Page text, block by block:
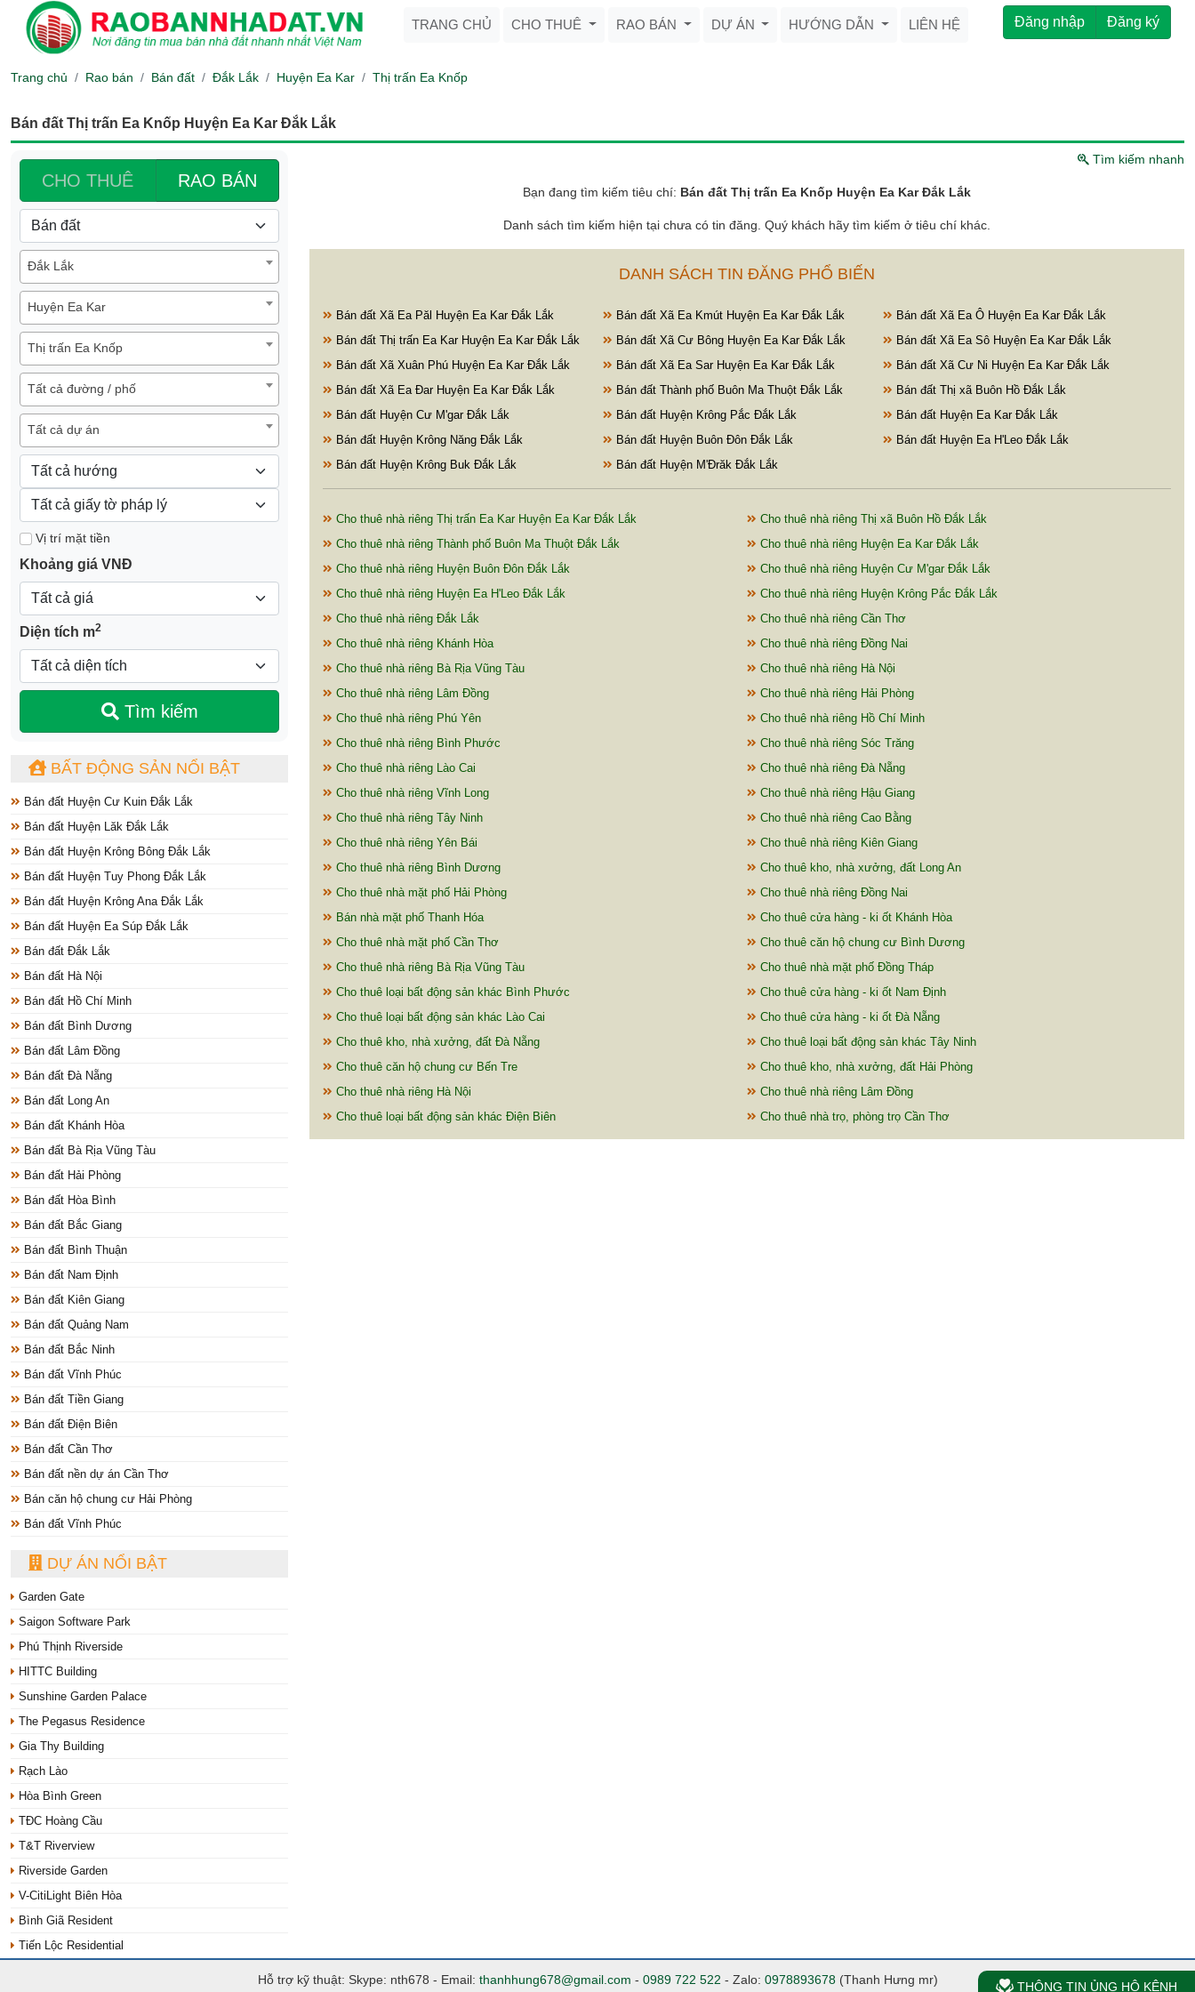
TRANG CHỦ CHO THUÊ RAO BÁN DỰ ÁN HƯỚNG DẪN LIÊN HỆ Đăng nhập Đăng ký
Trang chủ Rao bán Bán đất Đắk Lắk Huyện Ea Kar Thị trấn Ea Knốp
Bán đất Thị trấn Ea Knốp Huyện Ea Kar Đắk Lắk
CHO THUÊ RAO BÁN
Đắk Lắk
Huyện Ea Kar
Thị trấn Ea Knốp
Tất cả đường / phố
Tất cả dự án
Vị trí mặt tiền
Khoảng giá VNĐ
Diện tích m2
Tìm kiếm
BẤT ĐỘNG SẢN NỔI BẬT
Bán đất Huyện Cư Kuin Đắk Lắk
Bán đất Huyện Lăk Đắk Lắk
Bán đất Huyện Krông Bông Đắk Lắk
Bán đất Huyện Tuy Phong Đắk Lắk
Bán đất Huyện Krông Ana Đắk Lắk
Bán đất Huyện Ea Súp Đắk Lắk
Bán đất Đắk Lắk
Bán đất Hà Nội
Bán đất Hồ Chí Minh
Bán đất Bình Dương
Bán đất Lâm Đồng
Bán đất Đà Nẵng
Bán đất Long An
Bán đất Khánh Hòa
Bán đất Bà Rịa Vũng Tàu
Bán đất Hải Phòng
Bán đất Hòa Bình
Bán đất Bắc Giang
Bán đất Bình Thuận
Bán đất Nam Định
Bán đất Kiên Giang
Bán đất Quảng Nam
Bán đất Bắc Ninh
Bán đất Vĩnh Phúc
Bán đất Tiền Giang
Bán đất Điện Biên
Bán đất Cần Thơ
Bán đất nền dự án Cần Thơ
Bán căn hộ chung cư Hải Phòng
Bán đất Vĩnh Phúc
DỰ ÁN NỔI BẬT
Garden Gate
Saigon Software Park
Phú Thịnh Riverside
HITTC Building
Sunshine Garden Palace
The Pegasus Residence
Gia Thy Building
Rạch Lào
Hòa Bình Green
TĐC Hoàng Cầu
T&T Riverview
Riverside Garden
V-CitiLight Biên Hòa
Bình Giã Resident
Tiến Lộc Residential
Tìm kiếm nhanh
Bạn đang tìm kiếm tiêu chí: Bán đất Thị trấn Ea Knốp Huyện Ea Kar Đắk Lắk
Danh sách tìm kiếm hiện tại chưa có tin đăng. Quý khách hãy tìm kiếm ở tiêu chí khác.
DANH SÁCH TIN ĐĂNG PHỔ BIẾN
Bán đất Xã Ea Păl Huyện Ea Kar Đắk Lắk Bán đất Xã Ea Kmút Huyện Ea Kar Đắk Lắk
Bán đất Xã Ea Ô Huyện Ea Kar Đắk Lắk
Bán đất Thị trấn Ea Kar Huyện Ea Kar Đắk Lắk
Bán đất Xã Cư Bông Huyện Ea Kar Đắk Lắk
Bán đất Xã Ea Sô Huyện Ea Kar Đắk Lắk
Bán đất Xã Xuân Phú Huyện Ea Kar Đắk Lắk
Bán đất Xã Ea Sar Huyện Ea Kar Đắk Lắk
Bán đất Xã Cư Ni Huyện Ea Kar Đắk Lắk
Bán đất Xã Ea Đar Huyện Ea Kar Đắk Lắk
Bán đất Thành phố Buôn Ma Thuột Đắk Lắk
Bán đất Thị xã Buôn Hồ Đắk Lắk
Bán đất Huyện Cư M'gar Đắk Lắk
Bán đất Huyện Krông Pắc Đắk Lắk
Bán đất Huyện Ea Kar Đắk Lắk
Bán đất Huyện Krông Năng Đắk Lắk
Bán đất Huyện Buôn Đôn Đắk Lắk
Bán đất Huyện Ea H'Leo Đắk Lắk
Bán đất Huyện Krông Buk Đắk Lắk
Bán đất Huyện M'Đrăk Đắk Lắk
Cho thuê nhà riêng Thị trấn Ea Kar Huyện Ea Kar Đắk Lắk
Cho thuê nhà riêng Thị xã Buôn Hồ Đắk Lắk
Cho thuê nhà riêng Thành phố Buôn Ma Thuột Đắk Lắk
Cho thuê nhà riêng Huyện Ea Kar Đắk Lắk
Cho thuê nhà riêng Huyện Buôn Đôn Đắk Lắk
Cho thuê nhà riêng Huyện Cư M'gar Đắk Lắk
Cho thuê nhà riêng Huyện Ea H'Leo Đắk Lắk
Cho thuê nhà riêng Huyện Krông Pắc Đắk Lắk
Cho thuê nhà riêng Đắk Lắk
Cho thuê nhà riêng Cần Thơ
Cho thuê nhà riêng Khánh Hòa
Cho thuê nhà riêng Đồng Nai
Cho thuê nhà riêng Bà Rịa Vũng Tàu
Cho thuê nhà riêng Hà Nội
Cho thuê nhà riêng Lâm Đồng
Cho thuê nhà riêng Hải Phòng
Cho thuê nhà riêng Phú Yên
Cho thuê nhà riêng Hồ Chí Minh
Cho thuê nhà riêng Bình Phước
Cho thuê nhà riêng Sóc Trăng
Cho thuê nhà riêng Lào Cai
Cho thuê nhà riêng Đà Nẵng
Cho thuê nhà riêng Vĩnh Long
Cho thuê nhà riêng Hậu Giang
Cho thuê nhà riêng Tây Ninh
Cho thuê nhà riêng Cao Bằng
Cho thuê nhà riêng Yên Bái
Cho thuê nhà riêng Kiên Giang
Cho thuê nhà riêng Bình Dương
Cho thuê kho, nhà xưởng, đất Long An
Cho thuê nhà mặt phố Hải Phòng
Cho thuê nhà riêng Đồng Nai
Bán nhà mặt phố Thanh Hóa
Cho thuê cửa hàng - ki ốt Khánh Hòa
Cho thuê nhà mặt phố Cần Thơ
Cho thuê căn hộ chung cư Bình Dương
Cho thuê nhà riêng Bà Rịa Vũng Tàu
Cho thuê nhà mặt phố Đồng Tháp
Cho thuê loại bất động sản khác Bình Phước
Cho thuê cửa hàng - ki ốt Nam Định
Cho thuê loại bất động sản khác Lào Cai
Cho thuê cửa hàng - ki ốt Đà Nẵng
Cho thuê kho, nhà xưởng, đất Đà Nẵng
Cho thuê loại bất động sản khác Tây Ninh
Cho thuê căn hộ chung cư Bến Tre
Cho thuê kho, nhà xưởng, đất Hải Phòng
Cho thuê nhà riêng Hà Nội
Cho thuê nhà riêng Lâm Đồng
Cho thuê loại bất động sản khác Điện Biên
Cho thuê nhà trọ, phòng trọ Cần Thơ
Hỗ trợ kỹ thuật: Skype: nth678 - Email: thanhhung678@gmail.com - 0989 722 522 - Zalo: 0978893678(Thanh Hưng mr) THÔNG TIN ỦNG HỘ KÊNH